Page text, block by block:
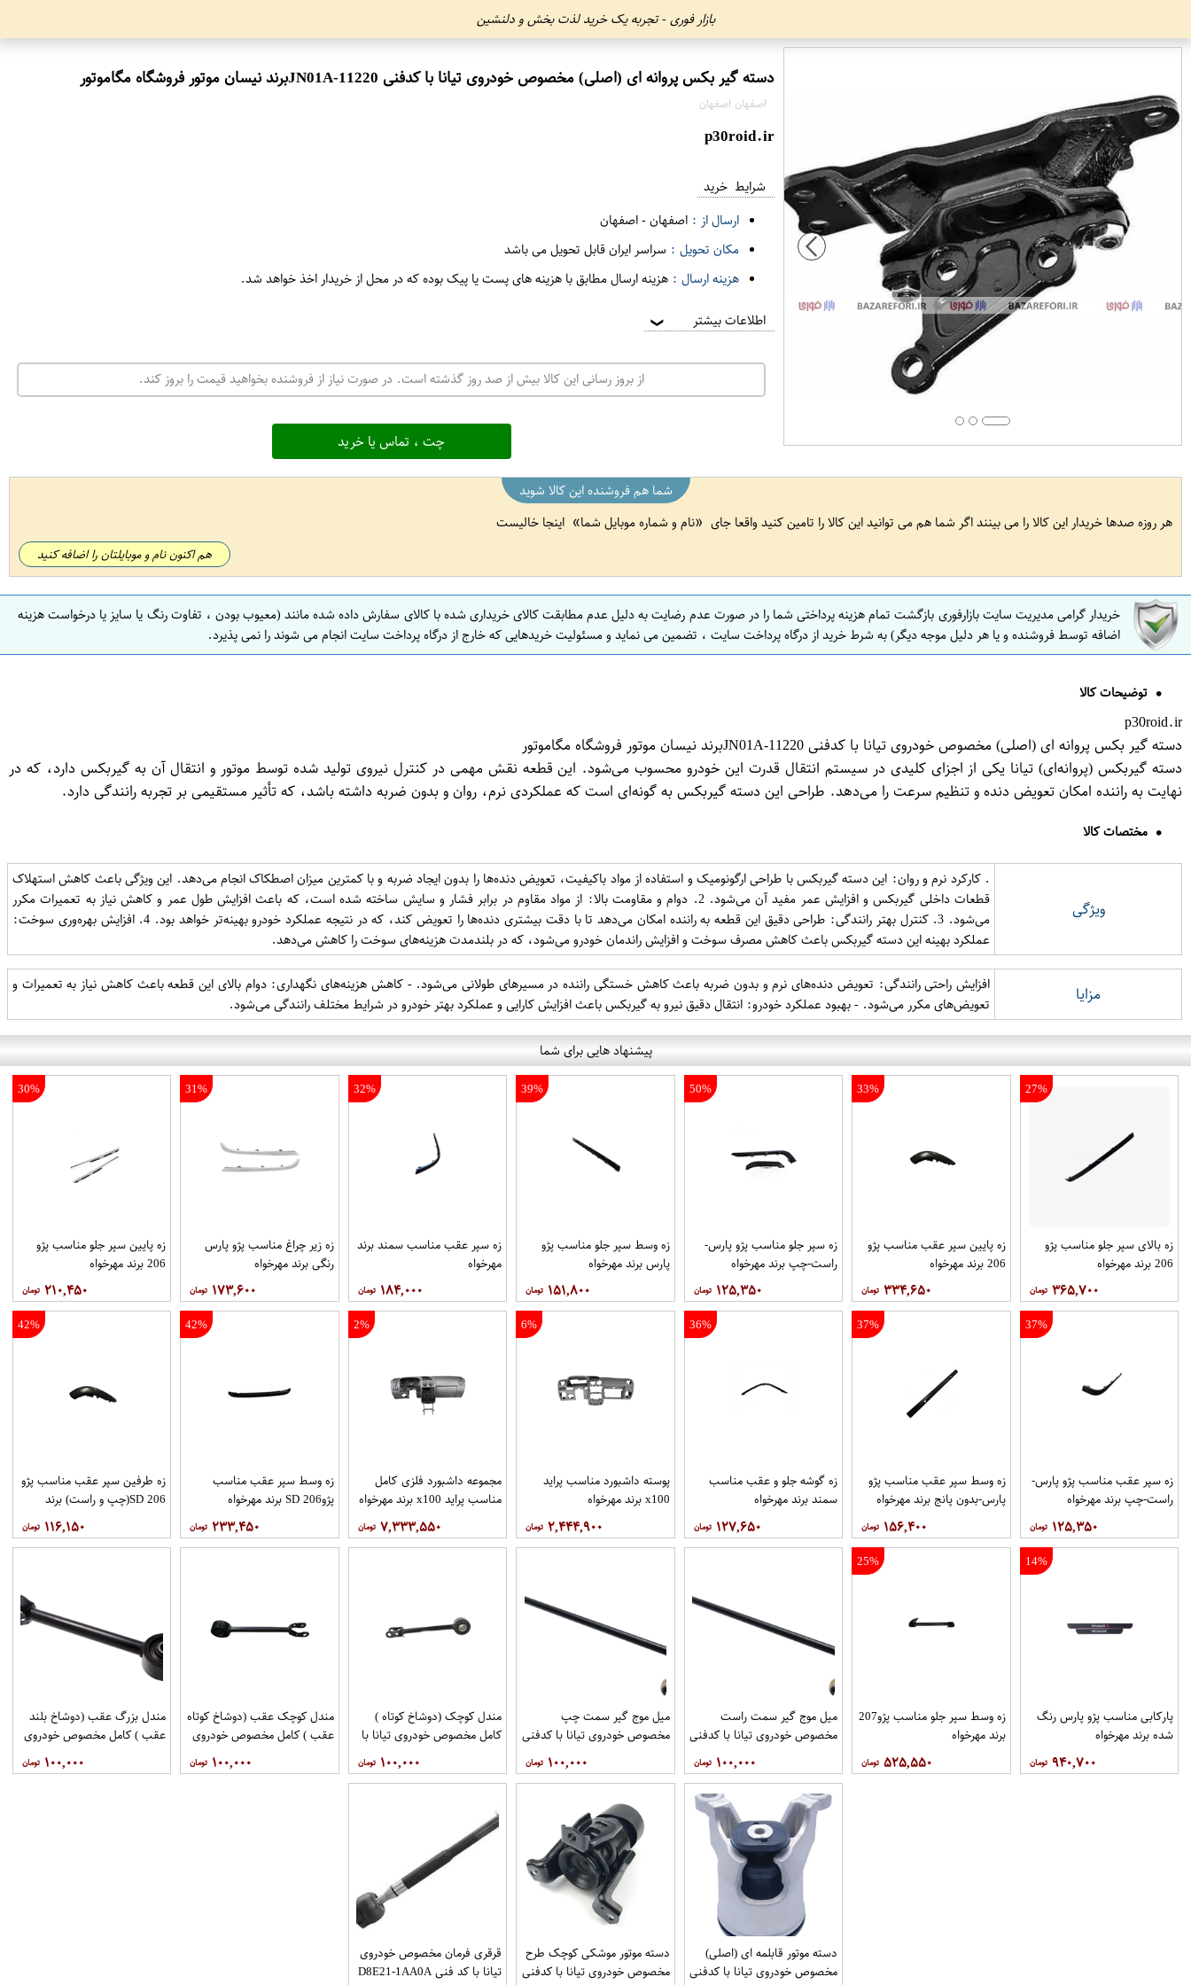
بازار فوری - تجربه یک خرید لذت بخش و دلنشین
دسته گیر بکس پروانه ای (اصلی) مخصوص خودروی تیانا با کدفنی 11220-JN01Aبرند نیسان موتور فروشگاه مگاموتور
اصفهان اصفهان
p30roid.ir
شرایط خرید
ارسال از : اصفهان-اصفهان
مکان تحویل : سراسر ایران قابل تحویل می باشد
هزینه ارسال : هزینه ارسال مطابق با هزینه های پست یا پیک بوده که در محل از خریدار اخذ خواهد شد.
اطلاعات بیشتر ❯
از بروز رسانی این کالا بیش از صد روز گذشته است. در صورت نیاز از فروشنده بخواهید قیمت را بروز کند.
چت ، تماس یا خرید
شما هم فروشنده این کالا شوید
هر روزه صدها خریدار این کالا را می بینند اگر شما هم می توانید این کالا را تامین کنید واقعا جای
نام و شماره موبایل شما اینجا خالیست
هم اکنون نام و موبایلتان را اضافه کنید
خریدار گرامی مدیریت سایت بازارفوری بازگشت تمام هزینه پرداختی شما را در صورت عدم رضایت به دلیل عدم مطابقت کالای خریداری شده با کالای سفارش داده شده مانند (معیوب بودن ، تفاوت رنگ یا سایز یا درخواست هزینه
اضافه توسط فروشنده و یا هر دلیل موجه دیگر) به شرط خرید از درگاه پرداخت سایت ، تضمین می نماید و مسئولیت خریدهایی که خارج از درگاه پرداخت سایت انجام می شوند را نمی پذیرد.
توضیحات کالا
p30roid.ir
دسته گیر بکس پروانه ای (اصلی) مخصوص خودروی تیانا با کدفنی 11220-JN01Aبرند نیسان موتور فروشگاه مگاموتور
دسته گیربکس (پروانه‌ای) تیانا یکی از اجزای کلیدی در سیستم انتقال قدرت این خودرو محسوب می‌شود. این قطعه نقش مهمی در کنترل نیروی تولید شده توسط موتور و انتقال آن به گیربکس دارد، که در
نهایت به راننده امکان تعویض دنده و تنظیم سرعت را می‌دهد. طراحی این دسته گیربکس به گونه‌ای است که عملکردی نرم، روان و بدون ضربه داشته باشد، که تأثیر مستقیمی بر تجربه رانندگی دارد.
مختصات کالا
ویژگی
. کارکرد نرم و روان: این دسته گیربکس با طراحی ارگونومیک و استفاده از مواد باکیفیت، تعویض دنده‌ها را بدون ایجاد ضربه و با کمترین میزان اصطکاک انجام می‌دهد. این ویژگی باعث کاهش استهلاک
قطعات داخلی گیربکس و افزایش عمر مفید آن می‌شود. 2. دوام و مقاومت بالا: از مواد مقاوم در برابر فشار و سایش ساخته شده است، که باعث افزایش طول عمر و کاهش نیاز به تعمیرات مکرر
می‌شود. 3. کنترل بهتر رانندگی: طراحی دقیق این قطعه به راننده امکان می‌دهد تا با دقت بیشتری دنده‌ها را تعویض کند، که در نتیجه عملکرد خودرو بهینه‌تر خواهد بود. 4. افزایش بهره‌وری سوخت:
عملکرد بهینه این دسته گیربکس باعث کاهش مصرف سوخت و افزایش راندمان خودرو می‌شود، که در بلندمدت هزینه‌های سوخت را کاهش می‌دهد.
مزایا
افزایش راحتی رانندگی: تعویض دنده‌های نرم و بدون ضربه باعث کاهش خستگی راننده در مسیرهای طولانی می‌شود. - کاهش هزینه‌های نگهداری: دوام بالای این قطعه باعث کاهش نیاز به تعمیرات و
تعویض‌های مکرر می‌شود. - بهبود عملکرد خودرو: انتقال دقیق نیرو به گیربکس باعث افزایش کارایی و عملکرد بهتر خودرو در شرایط مختلف رانندگی می‌شود.
پیشنهاد هایی برای شما
27%
زه بالای سپر جلو مناسب پژو
206 برند مهرخواه
۳۶۵,۷۰۰
33%
زه پایین سپر عقب مناسب پژو
206 برند مهرخواه
۳۳۴,۶۵۰
50%
زه سپر جلو مناسب پژو پارس-
راست-چپ برند مهرخواه
۱۲۵,۳۵۰
39%
زه وسط سپر جلو مناسب پژو
پارس برند مهرخواه
۱۵۱,۸۰۰
32%
زه سپر عقب مناسب سمند برند
مهرخواه
۱۸۴,۰۰۰
31%
زه زیر چراغ مناسب پژو پارس
رنگی برند مهرخواه
۱۷۳,۶۰۰
30%
زه پایین سپر جلو مناسب پژو
206 برند مهرخواه
۲۱۰,۴۵۰
37%
زه سپر عقب مناسب پژو پارس-
راست-چپ برند مهرخواه
۱۲۵,۳۵۰
37%
زه وسط سپر عقب مناسب پژو
پارس-بدون پانج برند مهرخواه
۱۵۶,۴۰۰
36%
زه گوشه جلو و عقب مناسب
سمند برند مهرخواه
۱۲۷,۶۵۰
6%
پوسته داشبورد مناسب پراید
x100 برند مهرخواه
۲,۴۴۴,۹۰۰
2%
مجموعه داشبورد فلزی كامل
مناسب پراید x100 برند مهرخواه
۷,۳۳۳,۵۵۰
42%
زه وسط سپر عقب مناسب
پژو206 SD برند مهرخواه
۲۳۳,۴۵۰
42%
زه طرفین سپر عقب مناسب پژو
206 SD(چپ و راست) برند
۱۱۶,۱۵۰
14%
پاركابی مناسب پژو پارس رنگ
شده برند مهرخواه
۹۴۰,۷۰۰
25%
زه وسط سپر جلو مناسب پژو207
برند مهرخواه
۵۲۵,۵۵۰
میل موج گیر سمت راست
مخصوص خودروی تیانا با کدفنی
54618-1AA0E برندنیسان موتور
فروشگاه مگاموتور ۱۰۰,۰۰۰
میل موج گیر سمت چپ
مخصوص خودروی تیانا با کدفنی
54668-1AA0E برندنیسان موتور
فروشگاه مگاموتور ۱۰۰,۰۰۰
مندل کوچک (دوشاخ کوتاه )
کامل مخصوص خودروی تیانا با
کد فنی 551A0JN00Aبرند
نیسان موتور فروشگاه مگاموتور
۱۰۰,۰۰۰
مندل کوچک عقب (دوشاخ کوتاه
عقب ) کامل مخصوص خودروی
JN01Aبرند EEP فروشگاه
۱۰۰,۰۰۰
مندل بزرگ عقب (دوشاخ بلند
عقب ) کامل مخصوص خودروی
JN00Aبرند EEP فروشگاه
۱۰۰,۰۰۰
دسته موتور قابلمه ای (اصلی)
مخصوص خودروی تیانا با کدفنی
دسته موتور موشکی کوچک طرح
مخصوص خودروی تیانا با کدفنی
قرقری فرمان مخصوص خودروی
تیانا با کد فنی D8E21-1AA0A